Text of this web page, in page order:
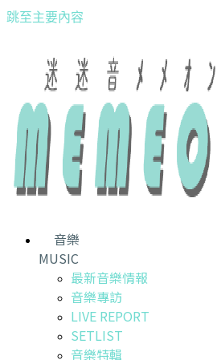
跳至主要內容
音樂
MUSIC
最新音樂情報
音樂專訪
LIVE REPORT
SETLIST
音樂特輯